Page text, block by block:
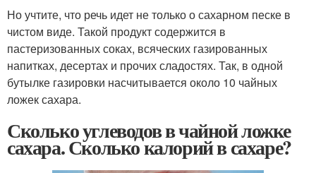
Но учтите, что речь идет не только о сахарном песке в
чистом виде. Такой продукт содержится в
пастеризованных соках, всяческих газированных
напитках, десертах и прочих сладостях. Так, в одной
бутылке газировки насчитывается около 10 чайных
ложек сахара.
Сколько углеводов в чайной ложке
сахара. Сколько калорий в сахаре?